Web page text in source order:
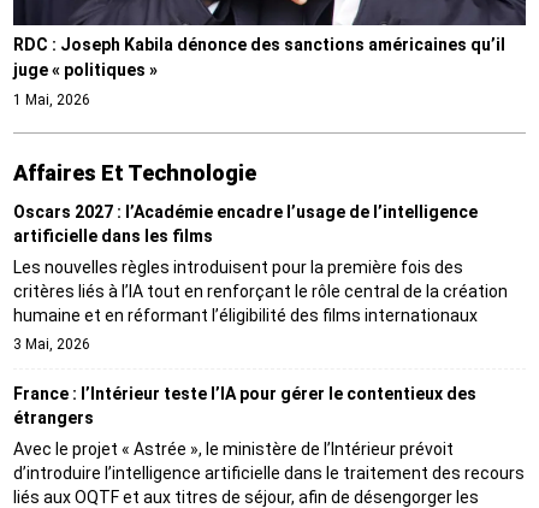
RDC : Joseph Kabila dénonce des sanctions américaines qu’il
juge « politiques »
1 Mai, 2026
Affaires Et Technologie
Oscars 2027 : l’Académie encadre l’usage de l’intelligence
artificielle dans les films
Les nouvelles règles introduisent pour la première fois des
critères liés à l’IA tout en renforçant le rôle central de la création
humaine et en réformant l’éligibilité des films internationaux
3 Mai, 2026
France : l’Intérieur teste l’IA pour gérer le contentieux des
étrangers
Avec le projet « Astrée », le ministère de l’Intérieur prévoit
d’introduire l’intelligence artificielle dans le traitement des recours
liés aux OQTF et aux titres de séjour, afin de désengorger les